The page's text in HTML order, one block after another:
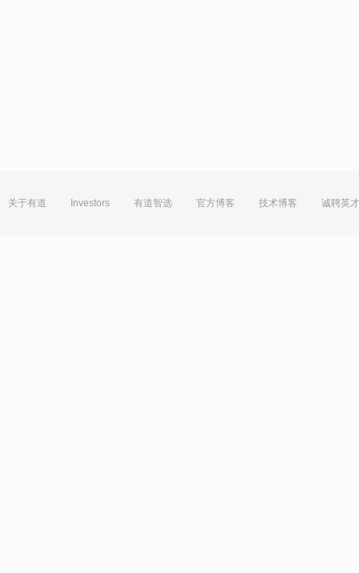
关于有道 Investors 有道智选 官方博客 技术博客 诚聘英才